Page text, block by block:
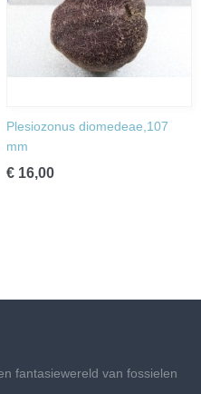
Plesiozonus diomedeae,107
mm
€ 16,00
fantasiewereld van fossielen